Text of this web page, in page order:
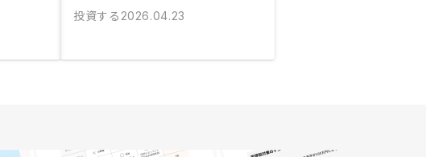
投資する 2026.04.23